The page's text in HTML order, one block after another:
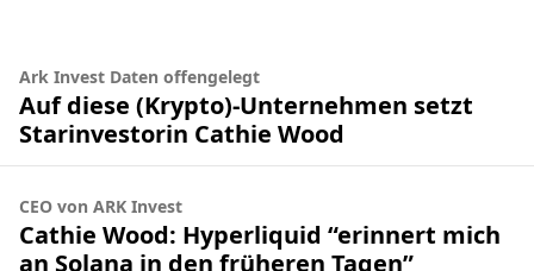
Ark Invest Daten offengelegt
Auf diese (Krypto)-Unternehmen setzt
Starinvestorin Cathie Wood
CEO von ARK Invest
Cathie Wood: Hyperliquid “erinnert mich
an Solana in den früheren Tagen”